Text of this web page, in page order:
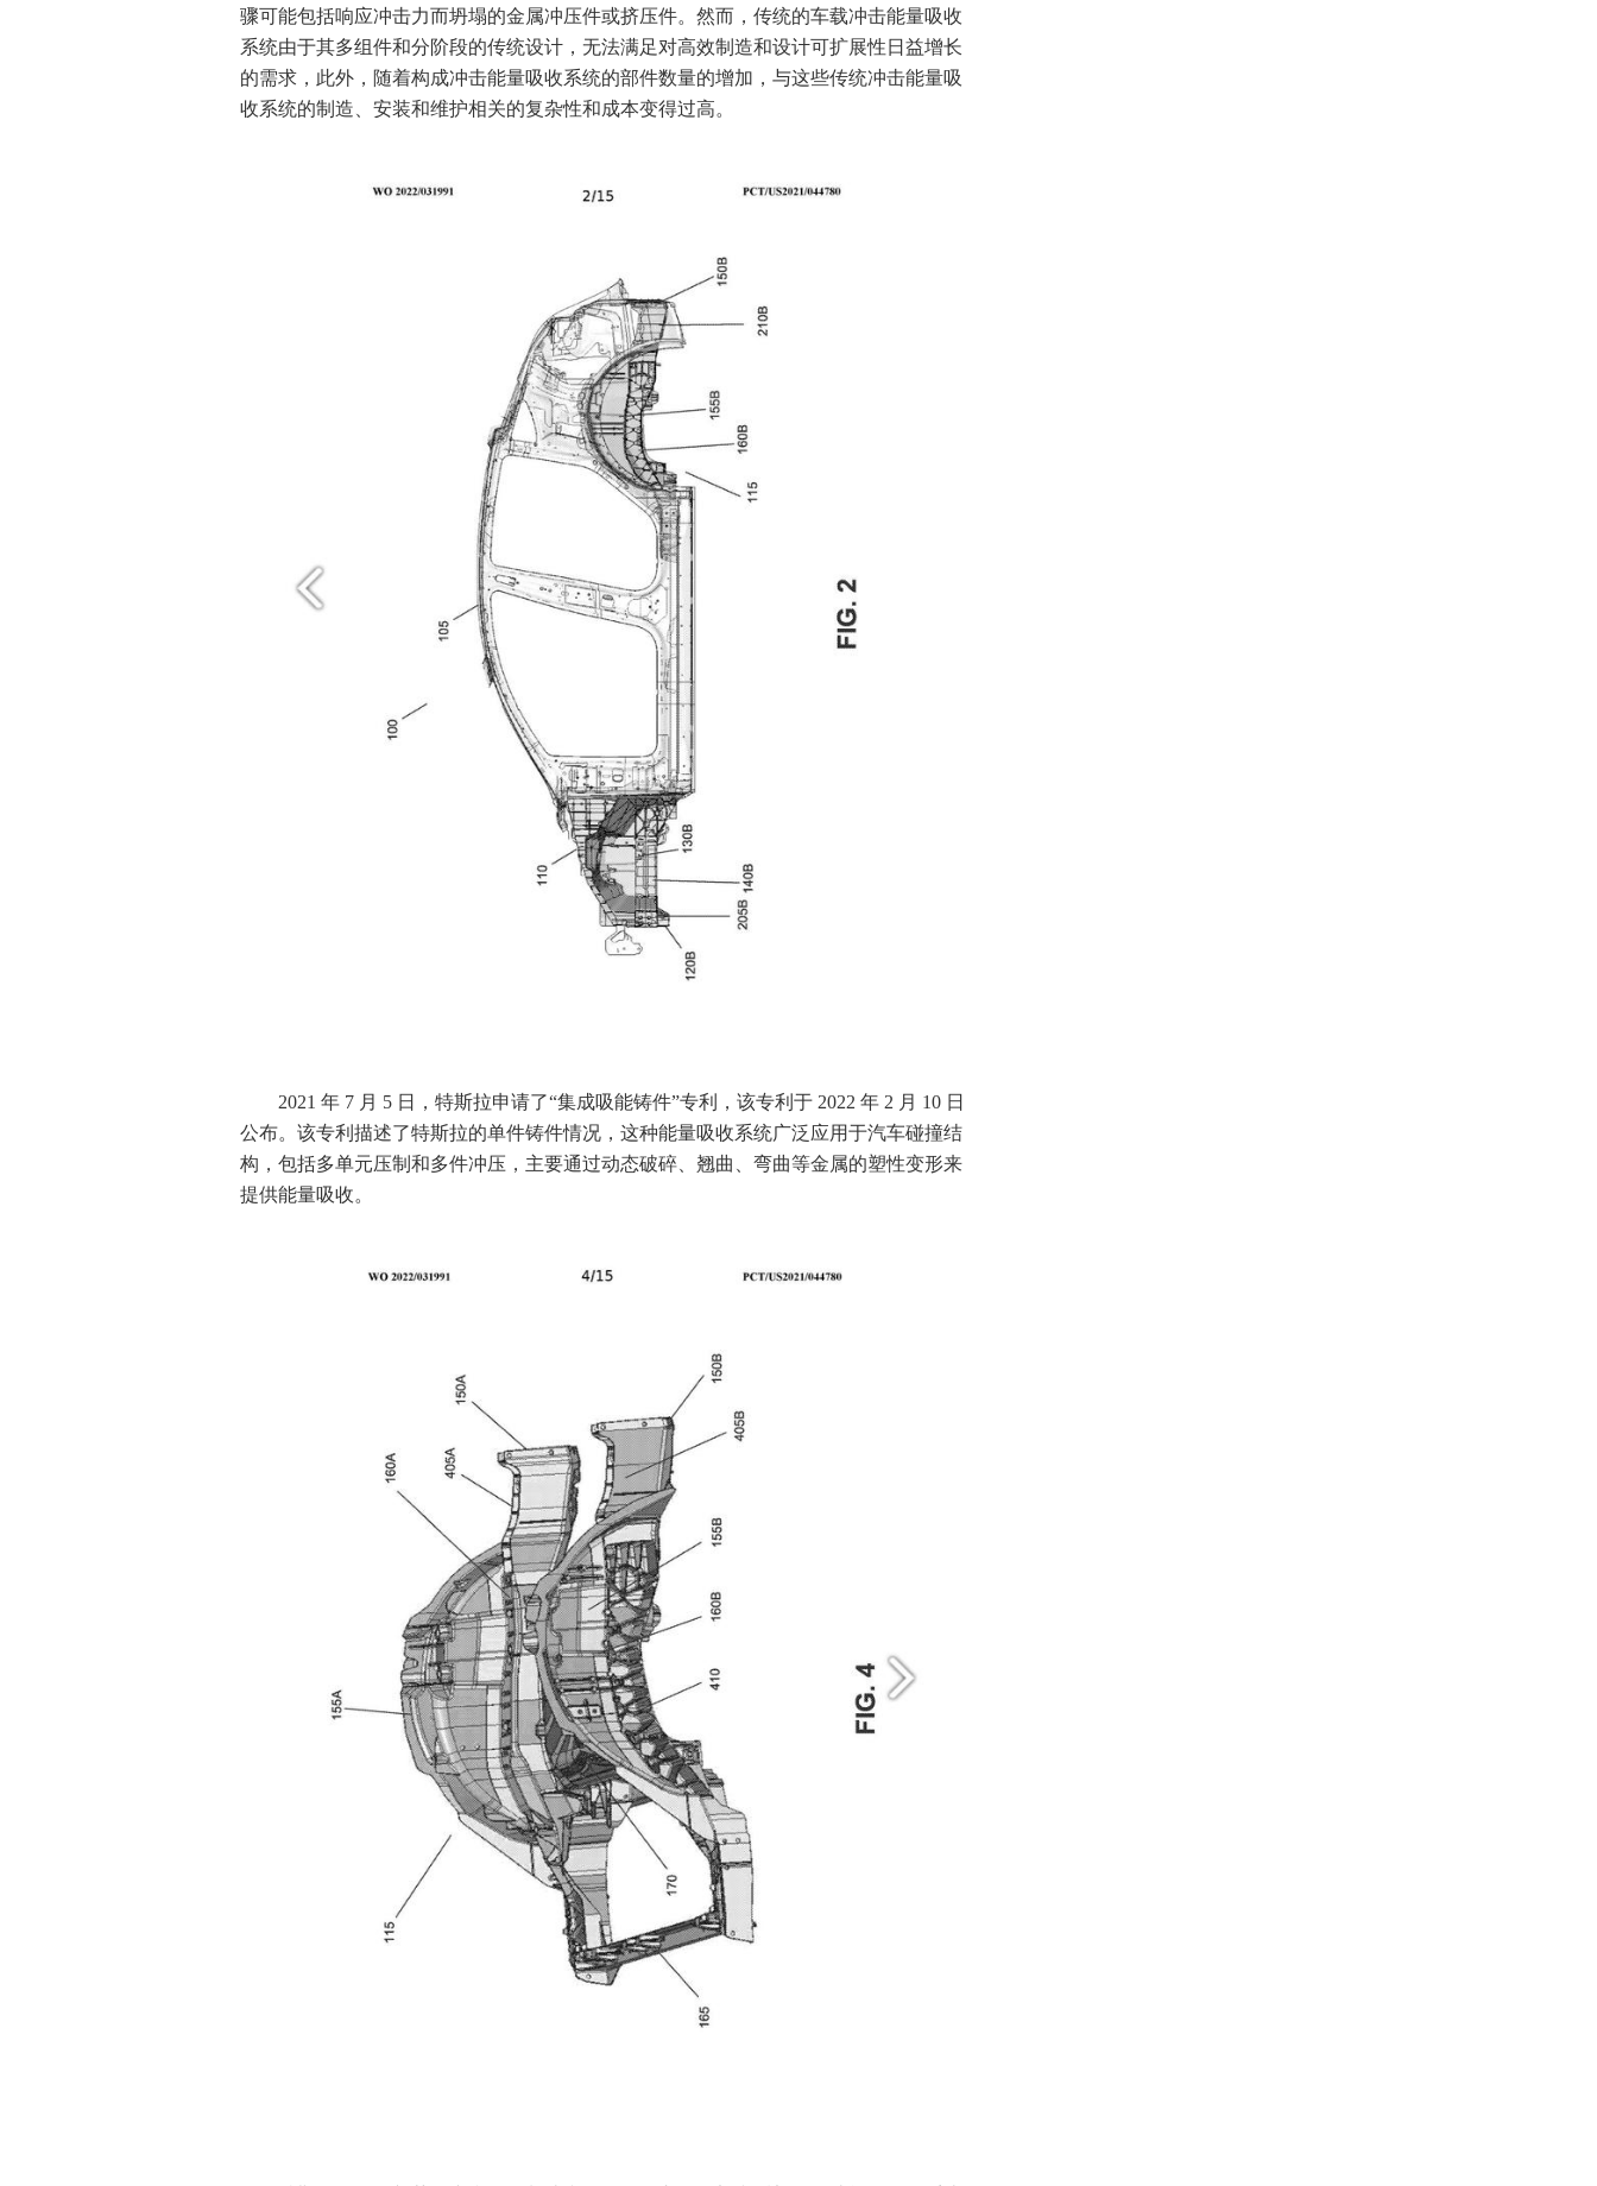
骤可能包括响应冲击力而坍塌的金属冲压件或挤压件。然而，传统的车载冲击能量吸收
系统由于其多组件和分阶段的传统设计，无法满足对高效制造和设计可扩展性日益增长
的需求，此外，随着构成冲击能量吸收系统的部件数量的增加，与这些传统冲击能量吸
收系统的制造、安装和维护相关的复杂性和成本变得过高。
2021 年 7 月 5 日，特斯拉申请了“集成吸能铸件”专利，该专利于 2022 年 2 月 10 日
公布。该专利描述了特斯拉的单件铸件情况，这种能量吸收系统广泛应用于汽车碰撞结
构，包括多单元压制和多件冲压，主要通过动态破碎、翘曲、弯曲等金属的塑性变形来
提供能量吸收。